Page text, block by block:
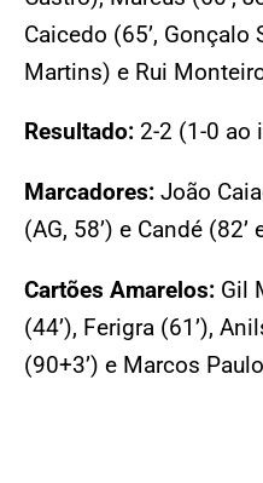
Caicedo (65’, Gonçalo
Martins) e Rui
Resultado: 2-2 (1-0 ao
Marcadores: João
(AG, 58’) e Candé (82’
Cartões Amarelos: Gil
(44’), Ferigra (61’),
(90+3’) e Marcos